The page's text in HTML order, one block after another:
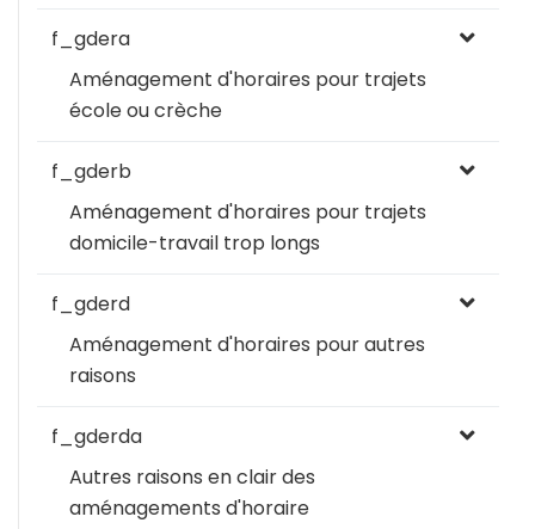
f_gdera
Aménagement d'horaires pour trajets
école ou crèche
f_gderb
Aménagement d'horaires pour trajets
domicile-travail trop longs
f_gderd
Aménagement d'horaires pour autres
raisons
f_gderda
Autres raisons en clair des
aménagements d'horaire